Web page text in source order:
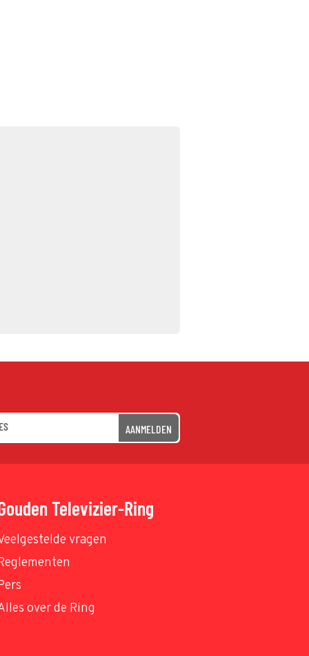
AANMELDEN
Televizier-Ring
vragen
over de Ring